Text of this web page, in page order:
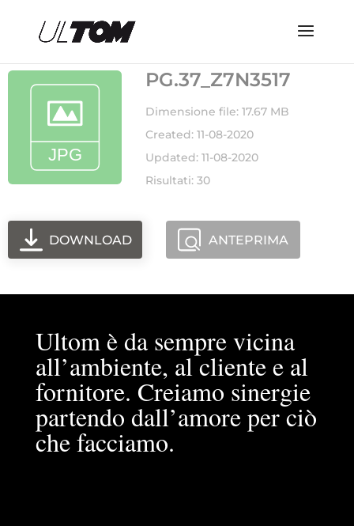
PG.37_Z7N3517
Dimensione file: 17.67 MB
Created: 11-08-2020
Updated: 11-08-2020
Risultati: 30
DOWNLOAD ANTEPRIMA
Ultom è da sempre vicina
all’ambiente, al cliente e al
fornitore. Creiamo sinergie
partendo dall’amore per ciò
che facciamo.